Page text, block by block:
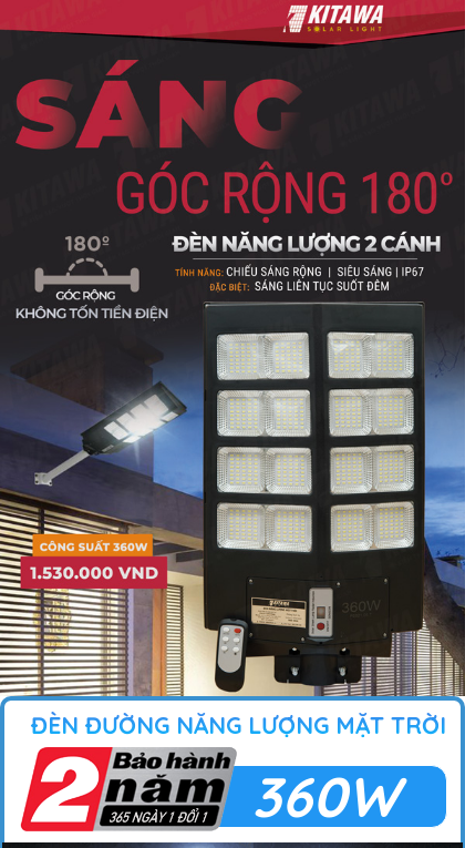
ĐÈN ĐƯỜNG NĂNG LƯỢNG MẶT TRỜI
360W